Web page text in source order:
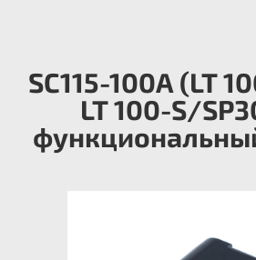
SC115-100A (LT
LT 100-S/